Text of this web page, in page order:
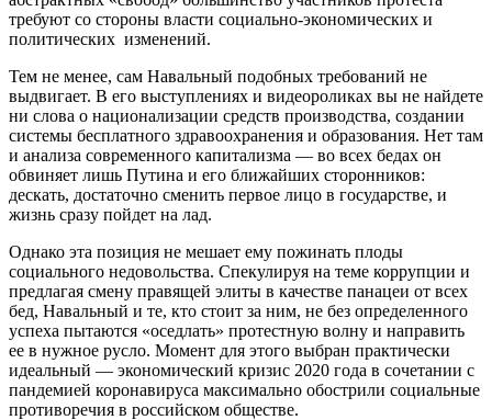
требуют со стороны власти социально-экономических и
политических изменений.
Тем не менее, сам Навальный подобных требований не
выдвигает. В его выступлениях и видеороликах вы не найдете
ни слова о национализации средств производства, создании
системы бесплатного здравоохранения и образования. Нет там
и анализа современного капитализма — во всех бедах он
обвиняет лишь Путина и его ближайших сторонников:
дескать, достаточно сменить первое лицо в государстве, и
жизнь сразу пойдет на лад.
Однако эта позиция не мешает ему пожинать плоды
социального недовольства. Спекулируя на теме коррупции и
предлагая смену правящей элиты в качестве панацеи от всех
бед, Навальный и те, кто стоит за ним, не без определенного
успеха пытаются «оседлать» протестную волну и направить
ее в нужное русло. Момент для этого выбран практически
идеальный — экономический кризис 2020 года в сочетании с
пандемией коронавируса максимально обострили социальные
противоречия в российском обществе.